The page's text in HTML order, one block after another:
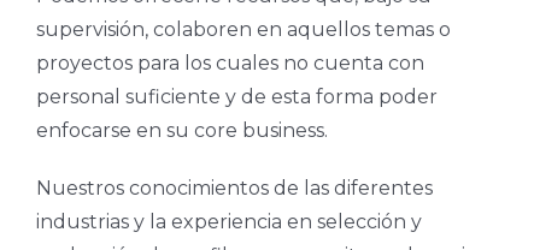
supervisión, colaboren en aquellos temas o
proyectos para los cuales no cuenta con
personal suficiente y de esta forma poder
enfocarse en su core business.
Nuestros conocimientos de las diferentes
industrias y la experiencia en selección y